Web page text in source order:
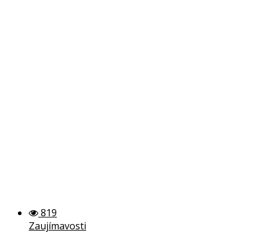
819
Zaujímavosti